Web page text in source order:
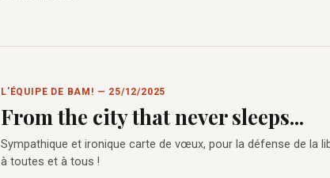
L'ÉQUIPE DE BAM! — 25/12/2025
From the city that never sleeps...
Sympathique et ironique carte de vœux, pour la défense de la
à toutes et à tous !